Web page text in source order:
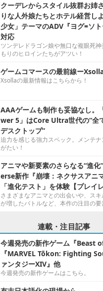
クーデレからスタイル抜群お姉
りな人外娘たちとホテル経営し
少女」テーマのADV『ヨグ=ソ
対応
ツンデレドラゴン娘や無口な複眼死
もりのヒロインたちがアツい！
ゲームコマースの最前線ー
Xsollaの最新情報はこちらから！
AAAゲームも制作も妥協なし
wer 5」はCore Ultra世代の“全
デスクトップ”
迫力を感じる強力スペック。メンテ
がたい！
アニマや新要素のさらなる“進
erse新作『崩壊：ネクサスアニ
「進化テスト」を体験【プレイレ
さまざまなアニマとの出会いや、ス
が増したバトルなど、本作の注目の要
連載・注目記事
今週発売の新作ゲーム『Beast
『MARVEL Tōkon: Fighting
ァンタジーXIV』他
今週発売の新作ゲームはこちら。